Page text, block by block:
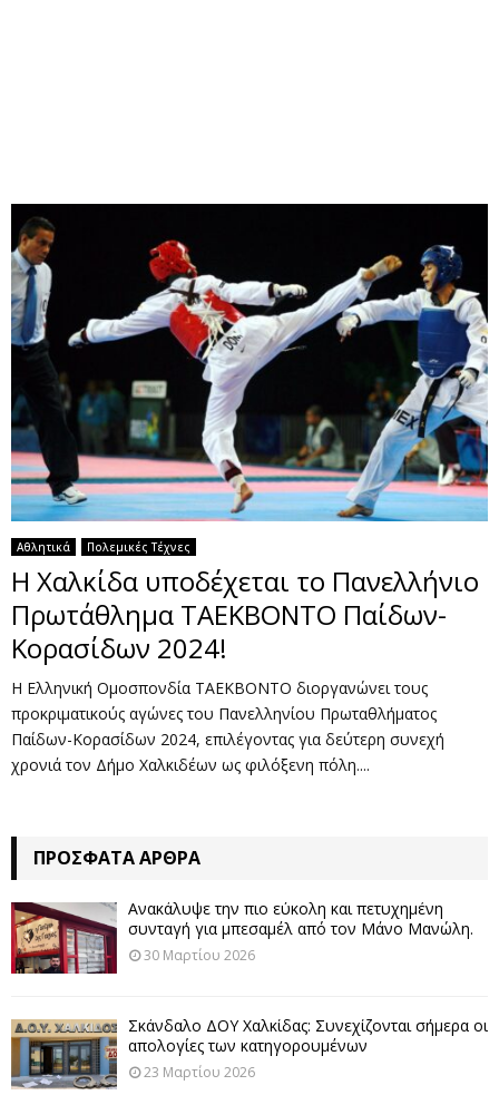
U
Αθλητικά Πολεμικές Τέχνες
Η Χαλκίδα υποδέχεται το Πανελλήνιο
Πρωτάθλημα ΤΑΕΚΒΟΝΤΟ Παίδων-
Κορασίδων 2024!
Η Ελληνική Ομοσπονδία ΤΑΕΚΒΟΝΤΟ διοργανώνει τους
προκριματικούς αγώνες του Πανελληνίου Πρωταθλήματος
Παίδων-Κορασίδων 2024, επιλέγοντας για δεύτερη συνεχή
χρονιά τον Δήμο Χαλκιδέων ως φιλόξενη πόλη....
ΠΡΌΣΦΑΤΑ ΆΡΘΡΑ
Ανακάλυψε την πιο εύκολη και πετυχημένη
συνταγή για μπεσαμέλ από τον Μάνο Μανώλη.
30 Μαρτίου 2026
Σκάνδαλο ΔΟΥ Χαλκίδας: Συνεχίζονται σήμερα οι
απολογίες των κατηγορουμένων
23 Μαρτίου 2026